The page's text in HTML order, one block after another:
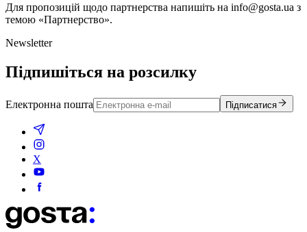
Для пропозицій щодо партнерства напишіть на info@gosta.ua з
темою «Партнерство».
Newsletter
Підпишіться на розсилку
Електронна пошта Підписатися
X